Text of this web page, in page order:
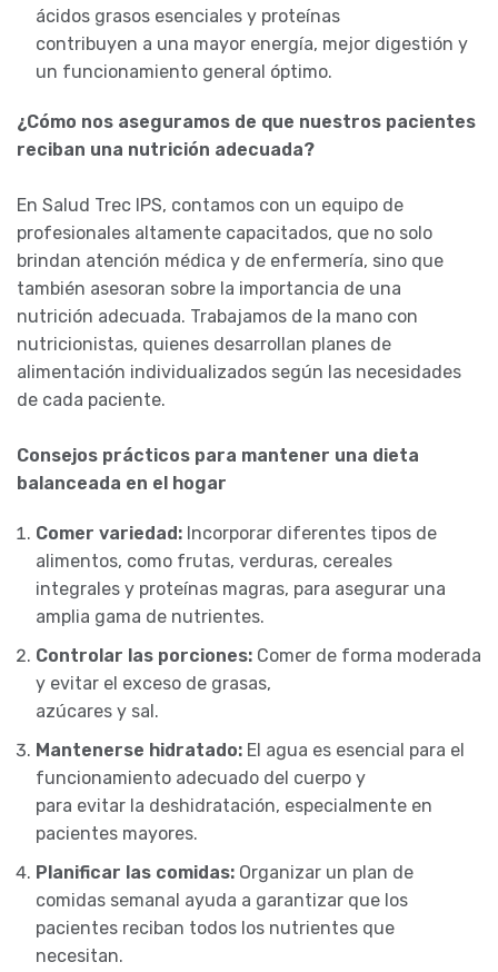
ácidos grasos esenciales y proteínas
contribuyen a una mayor energía, mejor digestión y
un funcionamiento general óptimo.
¿Cómo nos aseguramos de que nuestros pacientes
reciban una nutrición adecuada?
En Salud Trec IPS, contamos con un equipo de
profesionales altamente capacitados, que no solo
brindan atención médica y de enfermería, sino que
también asesoran sobre la importancia de una
nutrición adecuada. Trabajamos de la mano con
nutricionistas, quienes desarrollan planes de
alimentación individualizados según las necesidades
de cada paciente.
Consejos prácticos para mantener una dieta
balanceada en el hogar
Comer variedad: Incorporar diferentes tipos de
alimentos, como frutas, verduras, cereales
integrales y proteínas magras, para asegurar una
amplia gama de nutrientes.
Controlar las porciones: Comer de forma moderada
y evitar el exceso de grasas,
azúcares y sal.
Mantenerse hidratado: El agua es esencial para el
funcionamiento adecuado del cuerpo y
para evitar la deshidratación, especialmente en
pacientes mayores.
Planificar las comidas: Organizar un plan de
comidas semanal ayuda a garantizar que los
pacientes reciban todos los nutrientes que
necesitan.